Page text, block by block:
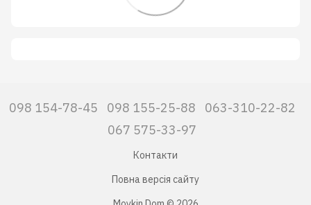
098 154-78-45 098 155-25-88
063-310-22-82
067 575-33-97
Контакти
Повна версія сайту